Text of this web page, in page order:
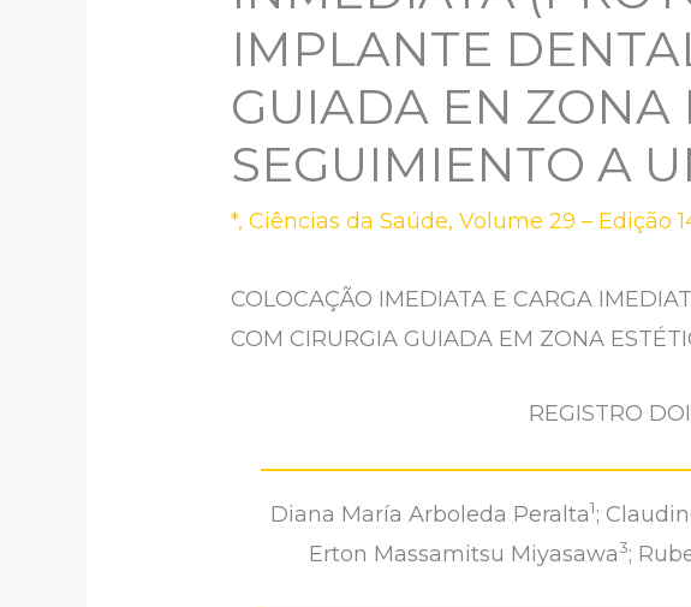
IMPLANTE
GUIADA EN ZONA
SEGUIMIENTO A
*,Ciências da Saúde,Volume 29 – Edição
COLOCAÇÃO IMEDIATA E CARGA
COM CIRURGIA GUIADA EM ZONA
REGISTRO
Diana María Arboleda Peralta1;
Erton Massamitsu Miyasawa3;